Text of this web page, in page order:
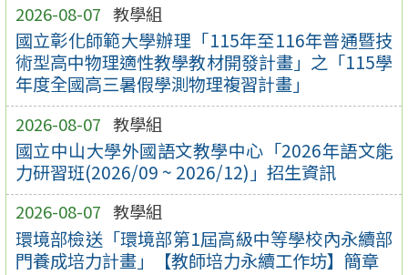
2026-08-07 教學組
國立彰化師範大學辦理「115年至116年普通暨技
術型高中物理適性教學教材開發計畫」之「115學
年度全國高三暑假學測物理複習計畫」
2026-08-07 教學組
國立中山大學外國語文教學中心「2026年語文能
力研習班(2026/09 ~ 2026/12)」招生資訊
2026-08-07 教學組
環境部檢送「環境部第1屆高級中等學校內永續部
門養成培力計畫」【教師培力永續工作坊】簡章